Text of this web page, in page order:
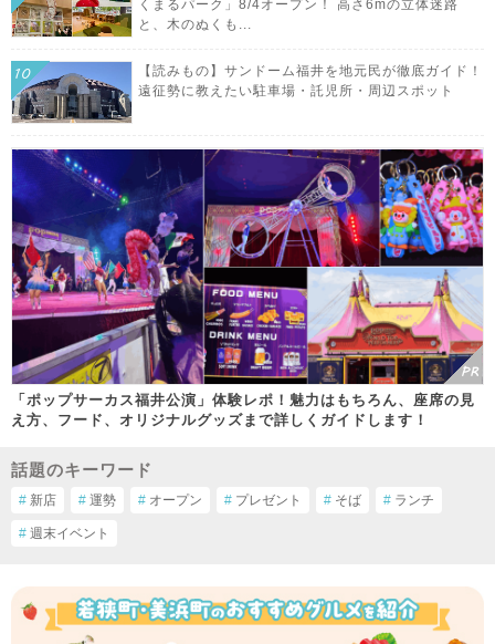
くまるパーク」8/4オープン！ 高さ6mの立体迷路
と、木のぬくも...
【読みもの】サンドーム福井を地元民が徹底ガイド！
遠征勢に教えたい駐車場・託児所・周辺スポット
「ポップサーカス福井公演」体験レポ！魅力はもちろん、座席の見
え方、フード、オリジナルグッズまで詳しくガイドします！
話題のキーワード
# 新店 # 運勢 # オープン # プレゼント # そば # ランチ
# 週末イベント